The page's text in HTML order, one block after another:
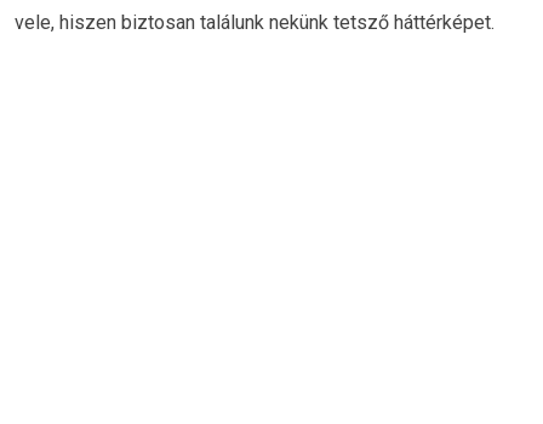
vele, hiszen biztosan találunk nekünk tetsző háttérképet.